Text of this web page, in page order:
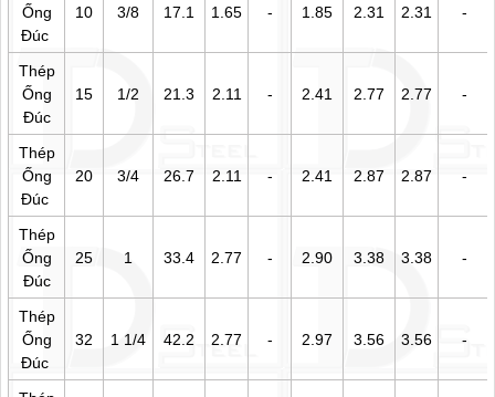
Ống
Đúc
10 3/8 17.1 1.65 - 1.85 2.31 2.31 -
Thép
Ống
Đúc
15 1/2 21.3 2.11 - 2.41 2.77 2.77 -
Thép
Ống
Đúc
20 3/4 26.7 2.11 - 2.41 2.87 2.87 -
Thép
Ống
Đúc
25 1 33.4 2.77 - 2.90 3.38 3.38 -
Thép
Ống
Đúc
32 1 1/4 42.2 2.77 - 2.97 3.56 3.56 -